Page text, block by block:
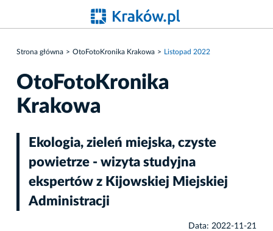
Strona główna OtoFotoKronika Krakowa Listopad 2022
OtoFotoKronika
Krakowa
Ekologia, zieleń miejska, czyste
powietrze - wizyta studyjna
ekspertów z Kijowskiej Miejskiej
Administracji
Data: 2022-11-21